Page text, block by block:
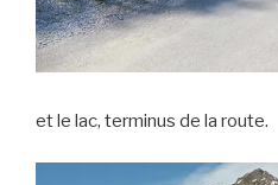
et le lac, terminus de la route.